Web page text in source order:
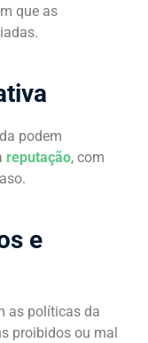
que as
podem
reputação, com
e
as políticas da
proibidos ou mal